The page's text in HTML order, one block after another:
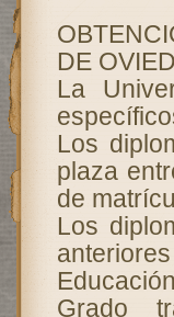
DE
La
Los
plaza
de
Los
Grado